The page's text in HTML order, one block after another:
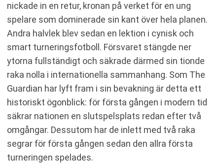
nickade in en retur, kronan på verket för en ung
spelare som dominerade sin kant över hela planen.
Andra halvlek blev sedan en lektion i cynisk och
smart turneringsfotboll. Försvaret stängde ner
ytorna fullständigt och säkrade därmed sin tionde
raka nolla i internationella sammanhang. Som The
Guardian har lyft fram i sin bevakning är detta ett
historiskt ögonblick: för första gången i modern tid
säkrar nationen en slutspelsplats redan efter två
omgångar. Dessutom har de inlett med två raka
segrar för första gången sedan den allra första
turneringen spelades.